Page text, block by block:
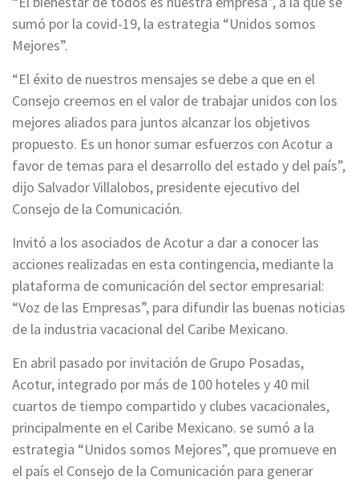
sumó por la covid-19, la estrategia “Unidos somos
Mejores”.
“El éxito de nuestros mensajes se debe a que en el
Consejo creemos en el valor de trabajar unidos con los
mejores aliados para juntos alcanzar los objetivos
propuesto. Es un honor sumar esfuerzos con Acotur a
favor de temas para el desarrollo del estado y del país”,
dijo Salvador Villalobos, presidente ejecutivo del
Consejo de la Comunicación.
Invitó a los asociados de Acotur a dar a conocer las
acciones realizadas en esta contingencia, mediante la
plataforma de comunicación del sector empresarial:
“Voz de las Empresas”, para difundir las buenas noticias
de la industria vacacional del Caribe Mexicano.
En abril pasado por invitación de Grupo Posadas,
Acotur, integrado por más de 100 hoteles y 40 mil
cuartos de tiempo compartido y clubes vacacionales,
principalmente en el Caribe Mexicano. se sumó a la
estrategia “Unidos somos Mejores”, que promueve en
el país el Consejo de la Comunicación para generar